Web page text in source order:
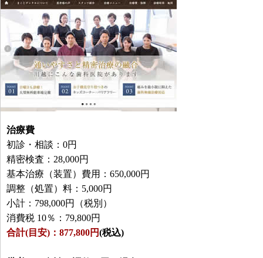
治療費
初診・相談：0円
精密検査：28,000円
基本治療（装置）費用：650,000円
調整（処置）料：5,000円
小計：798,000円（税別）
消費税 10％：79,800円
合計(目安)：877,800円(税込)